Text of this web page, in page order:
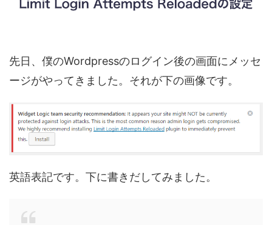
先日、僕のWordpressのログイン後の画面にメッセ
ージがやってきました。それが下の画像です。
英語表記です。下に書きだしてみました。